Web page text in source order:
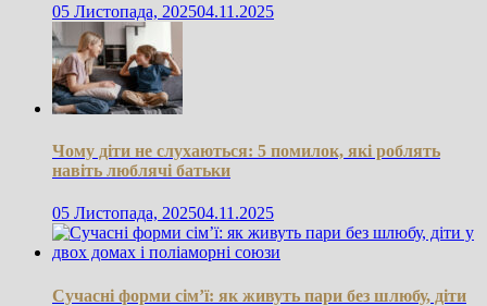
05 Листопада, 202504.11.2025
Чому діти не слухаються: 5 помилок, які роблять
навіть люблячі батьки
05 Листопада, 202504.11.2025
Сучасні форми сім’ї: як живуть пари без шлюбу, діти